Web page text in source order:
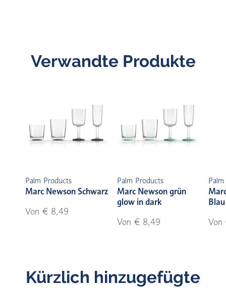
Verwandte Produkte
Palm Products
Marc Newson Schwarz
Von € 8,49
Palm Products
Marc Newson grün
glow in dark
Von € 8,49
Blau
Kürzlich hinzugefügte